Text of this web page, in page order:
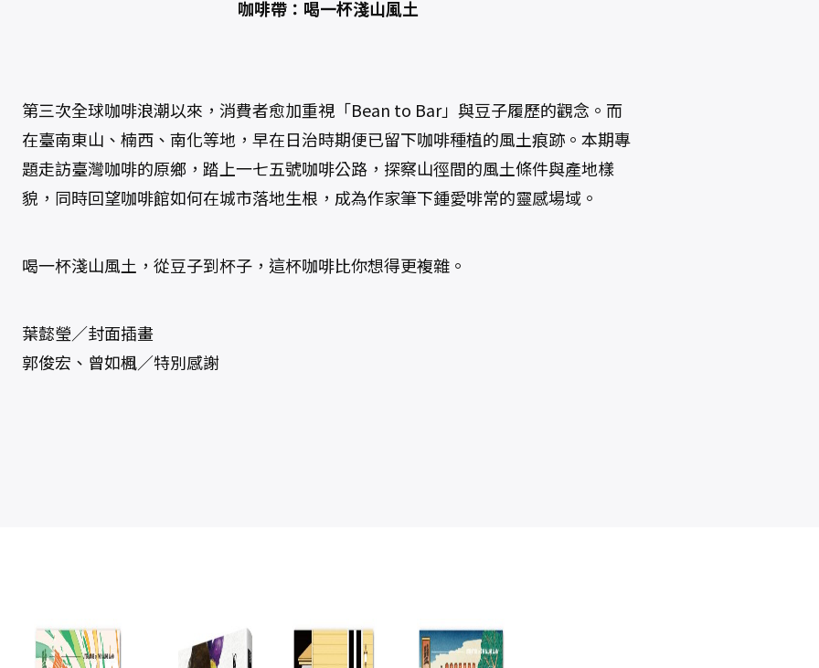
/
0
帶
：
喝
一
杯
淺
風
土
咖啡帶：喝一杯淺山風土
第三次全球咖啡浪潮以來，消費者愈加重視「Bean to Bar」與豆子履歷的觀念。而
在臺南東山、楠西、南化等地，早在日治時期便已留下咖啡種植的風土痕跡。本期專
題走訪臺灣咖啡的原鄉，踏上一七五號咖啡公路，探察山徑間的風土條件與產地樣
貌，同時回望咖啡館如何在城市落地生根，成為作家筆下鍾愛啡常的靈感場域。
喝一杯淺山風土，從豆子到杯子，這杯咖啡比你想得更複雜。
葉懿瑩／封面插畫
郭俊宏、曾如楓／特別感謝